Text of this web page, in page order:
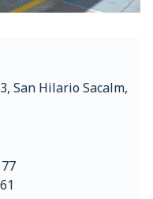
San Hilario Sacalm,